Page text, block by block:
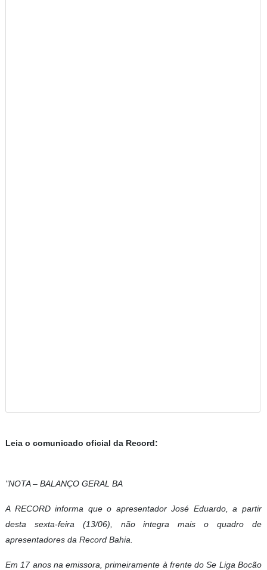
Leia o comunicado oficial da Record:
"NOTA – BALANÇO GERAL BA
A RECORD informa que o apresentador José Eduardo, a partir
desta sexta-feira (13/06), não integra mais o quadro de
apresentadores da Record Bahia.
Em 17 anos na emissora, primeiramente à frente do Se Liga Bocão